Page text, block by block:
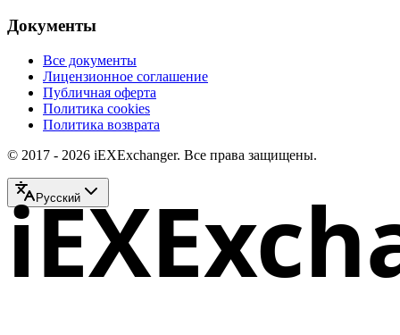
Документы
Все документы
Лицензионное соглашение
Публичная оферта
Политика cookies
Политика возврата
© 2017 - 2026 iEXExchanger. Все права защищены.
Русский